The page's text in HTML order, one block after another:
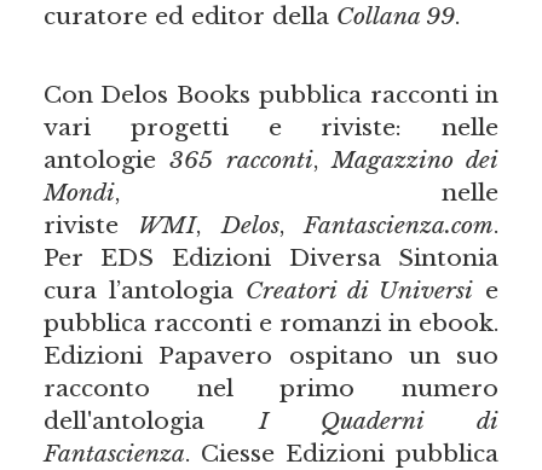
curatore ed editor della Collana 99.
Con Delos Books pubblica racconti in
vari progetti e riviste: nelle
antologie365 racconti,Magazzino dei
Mondi, nelle
riviste WMI,Delos,Fantascienza.com.
Per EDS Edizioni Diversa Sintonia
cura l’antologia Creatori di Universi e
pubblica racconti e romanzi in ebook.
Edizioni Papavero ospitano un suo
racconto nel primo numero
dell'antologiaI Quaderni di
Fantascienza. Ciesse Edizioni pubblica